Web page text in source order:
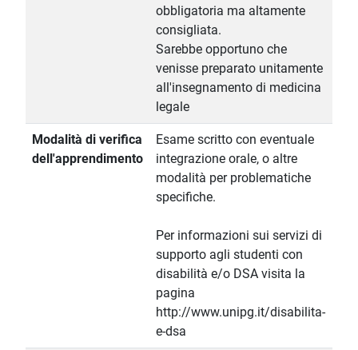
obbligatoria ma altamente
consigliata.
Sarebbe opportuno che
venisse preparato unitamente
all'insegnamento di medicina
legale
Modalità di verifica
dell'apprendimento
Esame scritto con eventuale
integrazione orale, o altre
modalità per problematiche
specifiche.
Per informazioni sui servizi di
supporto agli studenti con
disabilità e/o DSA visita la
pagina
http://www.unipg.it/disabilita-
e-dsa